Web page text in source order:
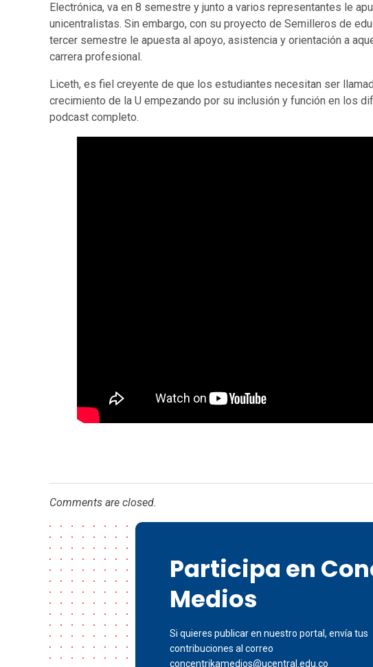
Electrónica, va en 8 semestre y junto a varios representantes le
unicentralistas. Sin embargo, con su proyecto de Semilleros de
tercer semestre le apuesta al apoyo, asistencia y orientación a
carrera profesional.
Liceth, es fiel creyente de que los estudiantes necesitan ser
crecimiento de la U empezando por su inclusión y función en los
podcast completo.
Comments are closed.
Participa en
Medios
Si quieres publicar en nuestro portal, envía tus
contribuciones al correo
concentrikamedios@ucentral.edu.co